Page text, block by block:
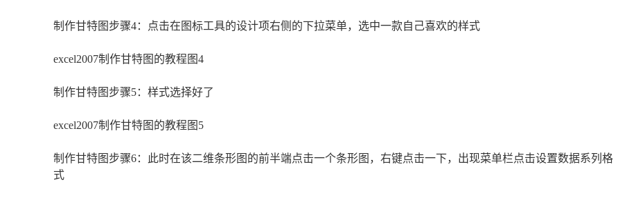
制作甘特图步骤4：点击在图标工具的设计项右侧的下拉菜单，选中一款自己喜欢的样式
excel2007制作甘特图的教程图4
制作甘特图步骤5：样式选择好了
excel2007制作甘特图的教程图5
制作甘特图步骤6：此时在该二维条形图的前半端点击一个条形图，右键点击一下，出现菜单栏点击设置数据系列格
式